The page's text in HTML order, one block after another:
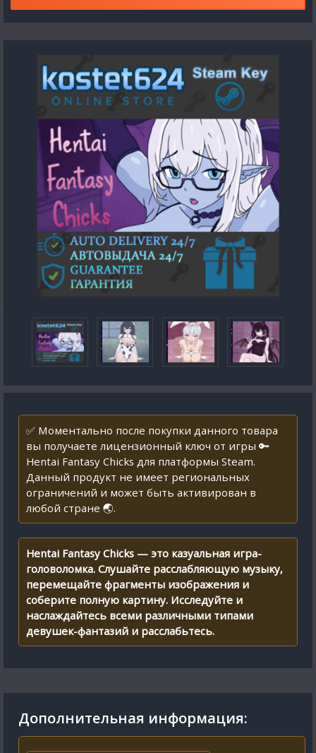
✅ Моментально после покупки данного товара
вы получаете лицензионный ключ от игры 🔑
Hentai Fantasy Chicks для платформы Steam.
Данный продукт не имеет региональных
ограничений и может быть активирован в
любой стране 🌏.
Hentai Fantasy Chicks — это казуальная игра-
головоломка. Слушайте расслабляющую музыку,
перемещайте фрагменты изображения и
соберите полную картину. Исследуйте и
наслаждайтесь всеми различными типами
девушек-фантазий и расслабьтесь.
Дополнительная информация: